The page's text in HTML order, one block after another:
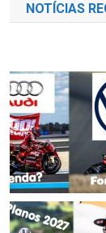
NOTÍCIAS